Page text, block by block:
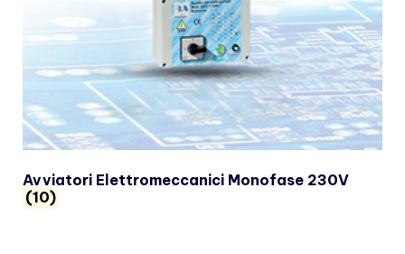
Avviatori Elettromeccanici Monofase 230V
(10)